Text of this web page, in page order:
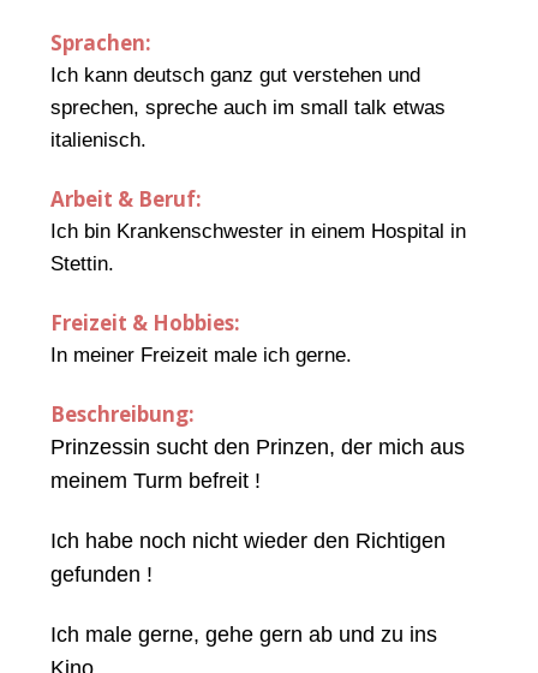
Sprachen:
Ich kann deutsch ganz gut verstehen und
sprechen, spreche auch im small talk etwas
italienisch.
Arbeit & Beruf:
Ich bin Krankenschwester in einem Hospital in
Stettin.
Freizeit & Hobbies:
In meiner Freizeit male ich gerne.
Beschreibung:
Prinzessin sucht den Prinzen, der mich aus
meinem Turm befreit !
Ich habe noch nicht wieder den Richtigen
gefunden !
Ich male gerne, gehe gern ab und zu ins